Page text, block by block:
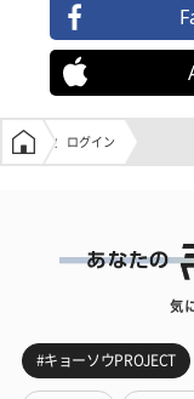
学生の窓口トップ
ログイン
気
#キョーソウPROJECT